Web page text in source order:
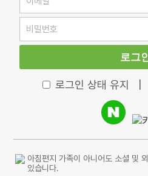
로그
로그인 상태 유지
아침편지 가족이 아니어도 소셜 및
있습니다.